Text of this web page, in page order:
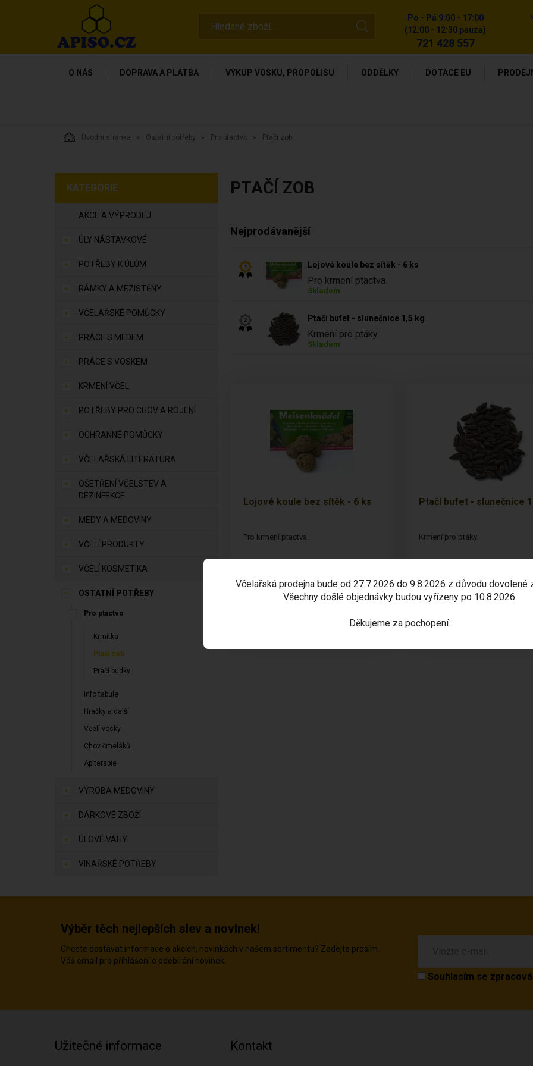
Po - Pá 9:00 - 17:00
(12:00 - 12:30 pauza)
721 428 557
O NÁS DOPRAVA A PLATBA VÝKUP VOSKU, PROPOLISU ODDĚLKY DOTACE EU
Úvodní stránka Ostatní potřeby Pro ptactvo Ptačí zob
KATEGORIE
AKCE A VÝPRODEJ
ÚLY NÁSTAVKOVÉ
POTŘEBY K ÚLŮM
RÁMKY A MEZISTĚNY
VČELAŘSKÉ POMŮCKY
PRÁCE S MEDEM
PRÁCE S VOSKEM
KRMENÍ VČEL
POTŘEBY PRO CHOV A ROJENÍ
OCHRANNÉ POMŮCKY
VČELAŘSKÁ LITERATURA
OŠETŘENÍ VČELSTEV A
DEZINFEKCE
MEDY A MEDOVINY
VČELÍ PRODUKTY
VČELÍ KOSMETIKA
OSTATNÍ POTŘEBY
Pro ptactvo
Krmítka
Ptačí zob
Ptačí budky
Info tabule
Hračky a další
Včelí vosky
Chov čmeláků
Apiterapie
VÝROBA MEDOVINY
DÁRKOVÉ ZBOŽÍ
ÚLOVÉ VÁHY
VINAŘSKÉ POTŘEBY
PTAČÍ ZOB
Nejprodávanější
Lojové koule bez sítěk - 6 ks
Pro krmení ptactva.
Skladem
Ptačí bufet - slunečnice 1,5 kg
Krmení pro ptáky.
Skladem
Lojové koule bez sítěk - 6 ks
Pro krmení ptactva.
Ptačí bufet - slunečnice
Krmení pro ptáky.
SKLADEM
55,00 Kč
Výběr těch nejlepších slev a novinek!
Chcete dostávat informace o akcích, novinkách v našem sortimentu? Zadejte prosím
Váš email pro přihlášení o odebírání novinek.
Souhlasím se
Užitečné informace Kontakt
Včelařská prodejna bude od 27.7.2026 do 9.8.2026 z důvodu dovolené
Všechny došlé objednávky budou vyřízeny po 10.8.2026.
Děkujeme za pochopení.